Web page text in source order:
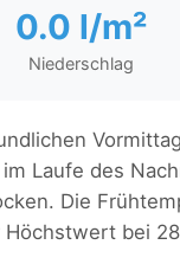
0.0 l/m²
Niederschlag
Laufe des
Die
Höchstwert bei